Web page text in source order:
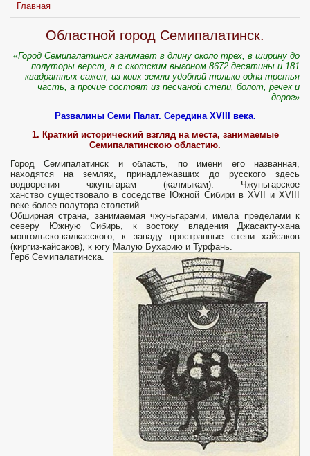
Главная
Областной город Семипалатинск.
«Город Семипалатинск занимает в длину около трех, в ширину до
полуторы верст, а с скотским выгоном 8672 десятины и 181
квадратных сажен, из коих земли удобной только одна третья
часть, а прочие состоят из песчаной степи, болот, речек и
дорог»
Развалины Семи Палат. Середина XVIII века.
1. Краткий исторический взгляд на места, занимаемые
Семипалатинскою областию.
Город Семипалатинск и область, по имени его названная,
находятся на землях, принадлежавших до русского здесь
водворения чжуньгарам (калмыкам). Чжуньгарское
ханство существовало в соседстве Южной Сибири в XVII и XVIII
веке более полутора столетий.
Обширная страна, занимаемая чжуньгарами, имела пределами к
северу Южную Сибирь, к востоку владения Джасакту-хана
монгольско-калкасского, к западу пространные степи хайсаков
(киргиз-кайсаков), к югу Малую Бухарию и Турфань.
Герб Семипалатинска.